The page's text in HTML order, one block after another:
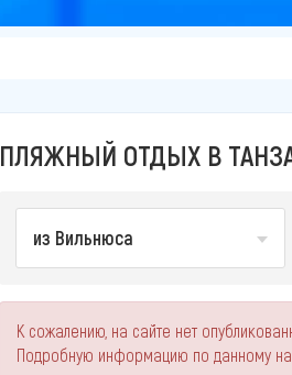
ПЛЯЖНЫЙ ОТДЫХ В
из Вильнюса
К сожалению, на сайте нет
Подробную информацию по данному